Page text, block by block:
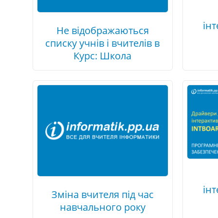
Не відображаються
списку учнів і вчителів в
Курс: Школа
Зміна вчителя під час
навчального року